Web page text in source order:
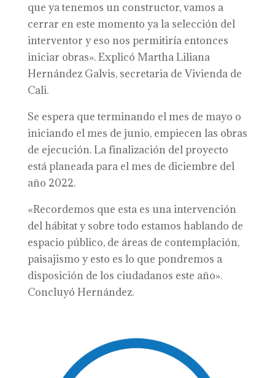
que ya tenemos un constructor, vamos a
cerrar en este momento ya la selección del
interventor y eso nos permitiría entonces
iniciar obras». Explicó Martha Liliana
Hernández Galvis, secretaria de Vivienda de
Cali.
Se espera que terminando el mes de mayo o
iniciando el mes de junio, empiecen las obras
de ejecución. La finalización del proyecto
está planeada para el mes de diciembre del
año 2022.
«Recordemos que esta es una intervención
del hábitat y sobre todo estamos hablando de
espacio público, de áreas de contemplación,
paisajismo y esto es lo que pondremos a
disposición de los ciudadanos este año».
Concluyó Hernández.